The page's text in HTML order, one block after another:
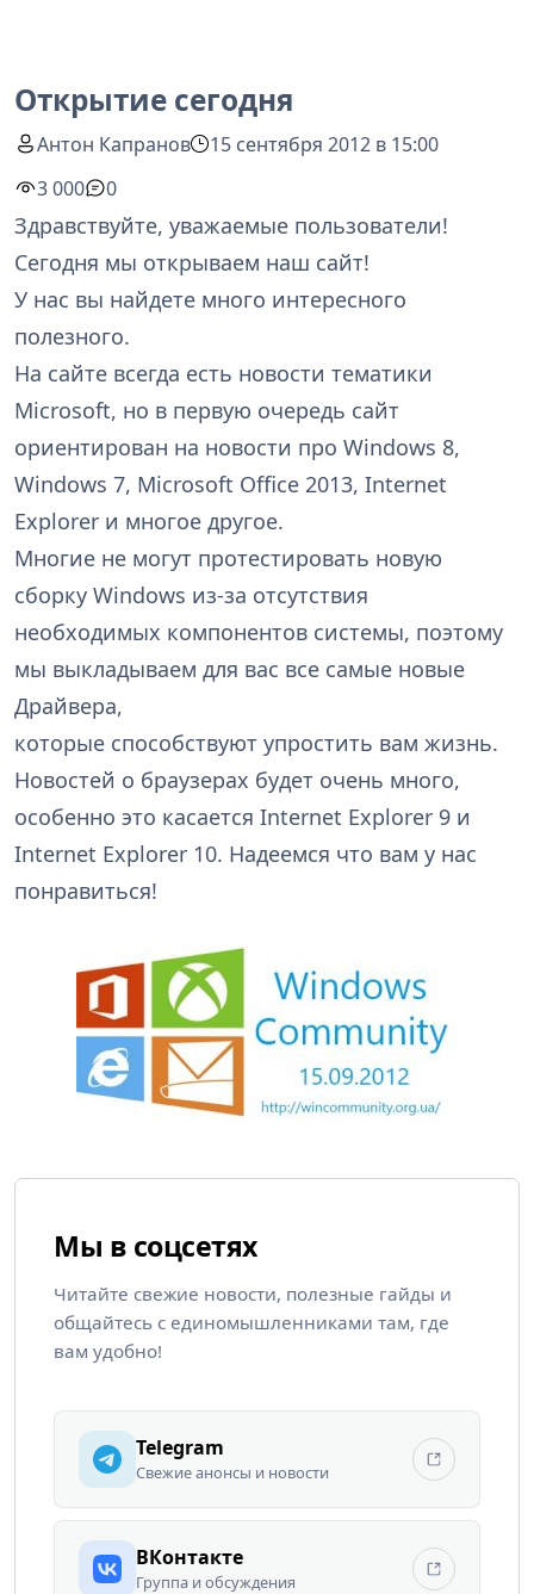
Открытие сегодня
Антон Капранов
15 сентября 2012 в 15:00
3 000
0
Здравствуйте, уважаемые пользователи!
Сегодня мы открываем наш сайт!
У нас вы найдете много интересного
полезного.
На сайте всегда есть новости тематики
Microsoft, но в первую очередь сайт
ориентирован на новости про Windows 8,
Windows 7, Microsoft Office 2013, Internet
Explorer и многое другое.
Многие не могут протестировать новую
сборку Windows из-за отсутствия
необходимых компонентов системы, поэтому
мы выкладываем для вас все самые новые
Драйвера,
которые способствуют упростить вам жизнь.
Новостей о браузерах будет очень много,
особенно это касается Internet Explorer 9 и
Internet Explorer 10. Надеемся что вам у нас
понравиться!
Мы в соцсетях
Читайте свежие новости, полезные гайды и
общайтесь с единомышленниками там, где
вам удобно!
Telegram
Свежие анонсы и новости
ВКонтакте
Группа и обсуждения